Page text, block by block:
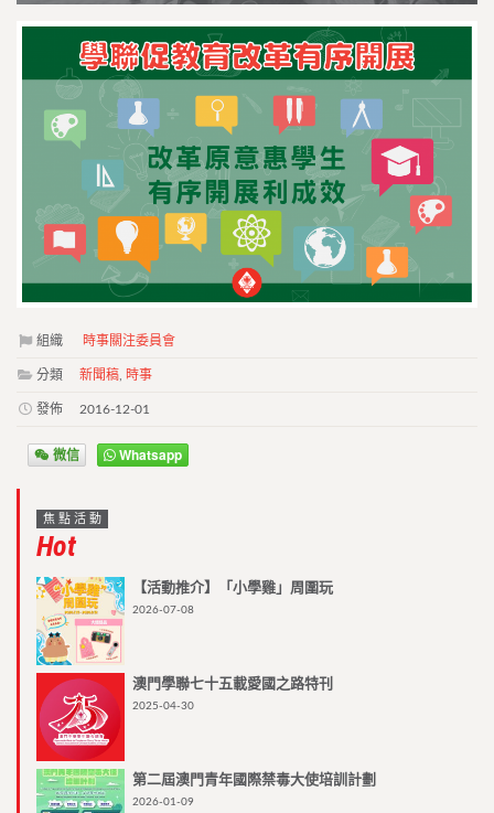
組織 時事關注委員會
分類 新聞稿 時事
發佈 2016-12-01
微信 Whatsapp
焦點活動
Hot
【活動推介】「小學雞」周圍玩
2026-07-08
澳門學聯七十五載愛國之路特刊
2025-04-30
第二屆澳門青年國際禁毒大使培訓計劃
2026-01-09